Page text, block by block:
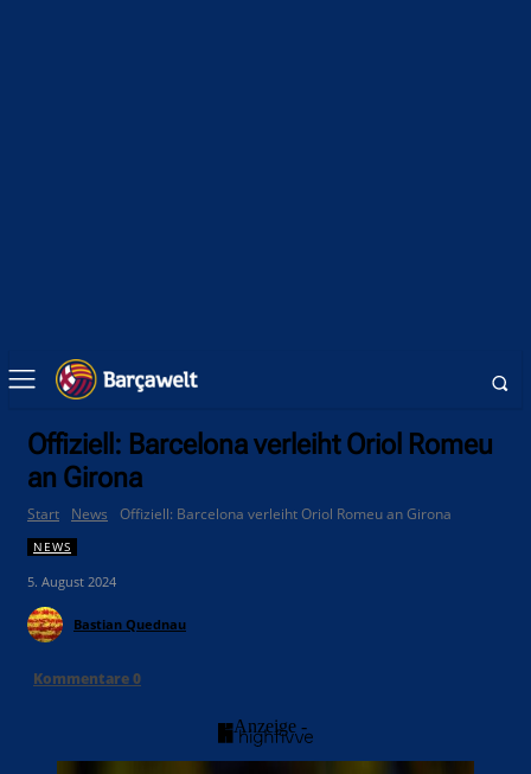
Offiziell: Barcelona verleiht Oriol Romeu
an Girona
Start News Offiziell: Barcelona verleiht Oriol Romeu an Girona
NEWS
5. August 2024
Bastian Quednau
Kommentare0
- Anzeige -